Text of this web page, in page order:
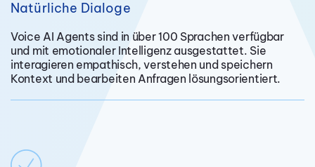
Natürliche Dialoge
Voice AI Agents sind in über 100 Sprachen verfügbar
und mit emotionaler Intelligenz ausgestattet. Sie
interagieren empathisch, verstehen und speichern
Kontext und bearbeiten Anfragen lösungsorientiert.